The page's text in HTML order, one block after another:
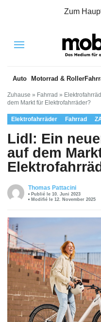
Zum
Menu
Auto Motorrad & Roller
Zuhause » Fahrrad »
dem Markt für Elektrofahrräder?
Elektrofahrräder Fahrrad
Lidl: Ein
auf dem
Thomas Pattacini
Publié le 10. Juni 2023
Modifié le 12. November 2025